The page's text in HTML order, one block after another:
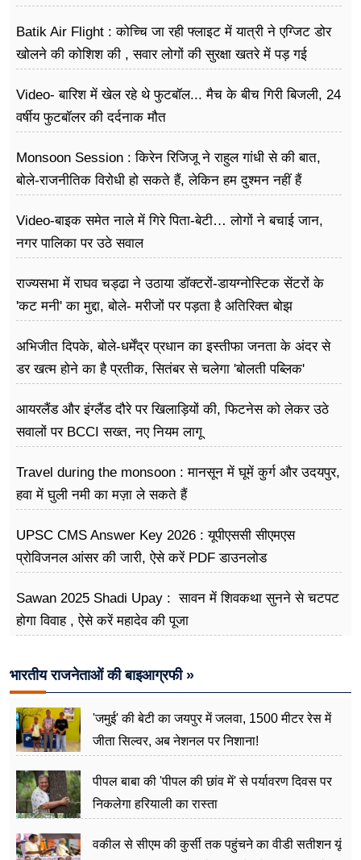
Batik Air Flight : कोच्चि जा रही फ्लाइट में यात्री ने एग्जिट डोर
खोलने की कोशिश की , सवार लोगों की सुरक्षा खतरे में पड़ गई
Video- बारिश में खेल रहे थे फुटबॉल... मैच के बीच गिरी बिजली, 24
वर्षीय फुटबॉलर की दर्दनाक मौत
Monsoon Session : किरेन रिजिजू ने राहुल गांधी से की बात,
बोले-राजनीतिक विरोधी हो सकते हैं, लेकिन हम दुश्मन नहीं हैं
Video-बाइक समेत नाले में गिरे पिता-बेटी… लोगों ने बचाई जान,
नगर पालिका पर उठे सवाल
राज्यसभा में राघव चड्ढा ने उठाया डॉक्टरों-डायग्नोस्टिक सेंटरों के
'कट मनी' का मुद्दा, बोले- मरीजों पर पड़ता है अ​तिरिक्त बोझ
अभिजीत दिपके, बोले-धर्मेंद्र प्रधान का इस्तीफा जनता के अंदर से
डर खत्म होने का है प्रतीक, सितंबर से चलेगा 'बोलती पब्लिक'
आयरलैंड और इंग्लैंड दौरे पर खिलाड़ियों की, फिटनेस को लेकर उठे
सवालों पर BCCI सख्त, नए नियम लागू
Travel during the monsoon : मानसून में घूमें कुर्ग और उदयपुर,
हवा में घुली नमी का मज़ा ले सकते हैं
UPSC CMS Answer Key 2026 : यूपीएससी सीएमएस
प्रोविजनल आंसर की जारी, ऐसे करें PDF डाउनलोड
Sawan 2025 Shadi Upay : सावन में शिवकथा सुनने से चटपट
होगा विवाह , ऐसे करें महादेव की पूजा
भारतीय राजनेताओं की बाइआग्रफी »
'जमुई' की बेटी का जयपुर में जलवा, 1500 मीटर रेस में
जीता सिल्वर, अब नेशनल पर निशाना!
पीपल बाबा की 'पीपल की छांव में' से पर्यावरण दिवस पर
निकलेगा हरियाली का रास्ता
वकील से सीएम की कुर्सी तक पहुंचने का वीडी सतीशन यूं